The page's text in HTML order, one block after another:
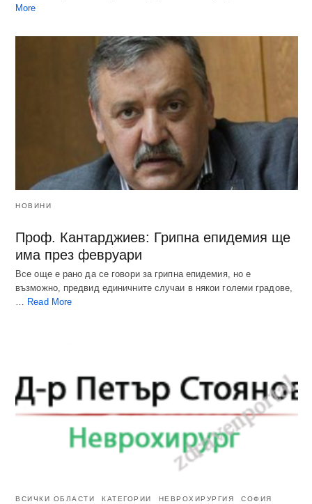
More
НОВИНИ
Проф. Кантарджиев: Грипна епидемия ще
има през февруари
Все още е рано да се говори за грипна епидемия, но е
възможно, предвид единичните случаи в някои големи градове,
Read More
ВСИЧКИ ОБЛАСТИ КАТЕГОРИИ НЕВРОХИРУРГИЯ СОФИЯ